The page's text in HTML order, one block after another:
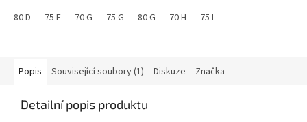
80 D
75 E 70 G 75 G 80 G 70 H 75 I
Popis Související soubory (1) Diskuze Značka
Detailní popis produktu